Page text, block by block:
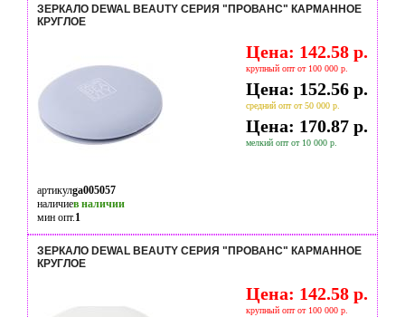
ЗЕРКАЛО DEWAL BEAUTY СЕРИЯ "ПРОВАНС" КАРМАННОЕ
КРУГЛОЕ
Цена: 142.58 р.
крупный опт от 100 000 р.
Цена: 152.56 р.
средний опт от 50 000 р.
Цена: 170.87 р.
мелкий опт от 10 000 р.
артикулga005057
наличиев наличии
мин опт.1
ЗЕРКАЛО DEWAL BEAUTY СЕРИЯ "ПРОВАНС" КАРМАННОЕ
КРУГЛОЕ
Цена: 142.58 р.
крупный опт от 100 000 р.